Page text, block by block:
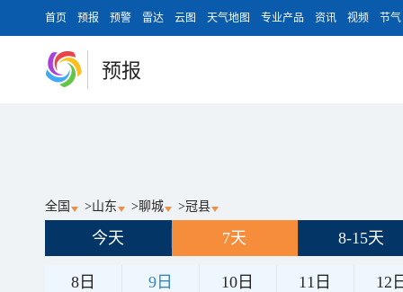
首页 预报 预警 雷达 云图 天气地图 专业产品 资讯 视频 节气
预报
全国 >山东 >聊城 >冠县
今天 7天 8-15天
8日 9日 10日 11日 12